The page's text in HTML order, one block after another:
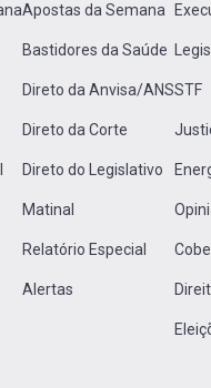
Apostas da Semana
Bastidores da Saúde
Direto da Anvisa/ANS
Direto da Corte
Direto do Legislativo
Matinal
Relatório Especial
Alertas
STF